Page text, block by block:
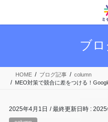
テ
ス
ゲ
ン
ブ
HOME ブログ記事
column
MEO対策で競合に差をつける！
2025年4月1日 / 最終更新日時 : 2025